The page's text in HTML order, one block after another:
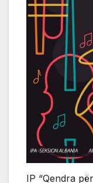
IP “Qendra